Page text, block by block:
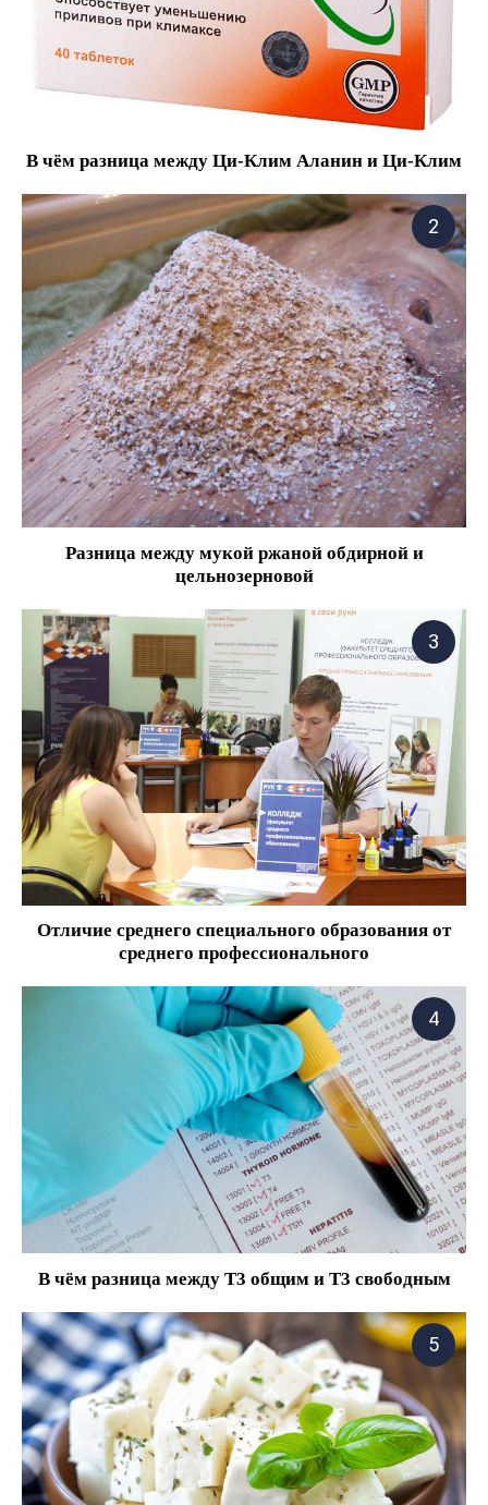
В чём разница между Ци-Клим Аланин и Ци-Клим
Разница между мукой ржаной обдирной и
цельнозерновой
Отличие среднего специального образования от
среднего профессионального
В чём разница между Т3 общим и Т3 свободным